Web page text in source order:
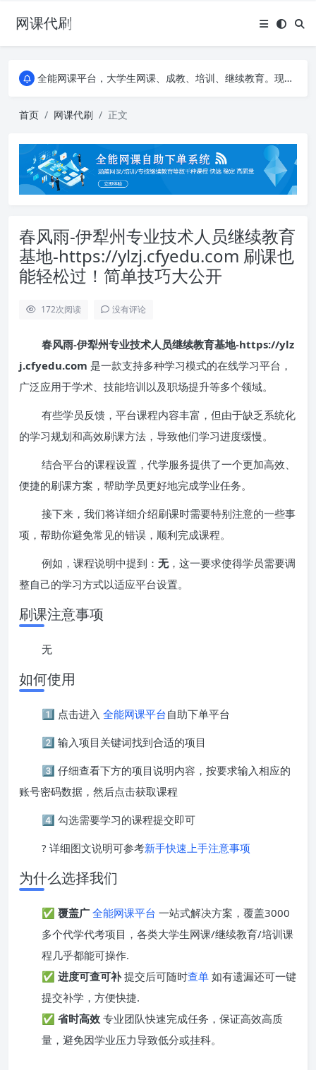
网课代刷
AI论文写作平台，根据真实文献内容生成论文
全能网课平台，大学生网课、成教、培训、继续教育。现已接入代刷代考项目3000+
全能网课平台，大学生网课、成教、培训、继续教育。现已接入代刷代考项目3000+
首页 网课代刷 正文
春风雨-伊犁州专业技术人员继续教育
基地-https://ylzj.cfyedu.com 刷课也
能轻松过！简单技巧大公开
172次阅读 没有评论
春风雨-伊犁州专业技术人员继续教育基地-https://ylz
j.cfyedu.com 是一款支持多种学习模式的在线学习平台，
广泛应用于学术、技能培训以及职场提升等多个领域。
有些学员反馈，平台课程内容丰富，但由于缺乏系统化
的学习规划和高效刷课方法，导致他们学习进度缓慢。
结合平台的课程设置，代学服务提供了一个更加高效、
便捷的刷课方案，帮助学员更好地完成学业任务。
接下来，我们将详细介绍刷课时需要特别注意的一些事
项，帮助你避免常见的错误，顺利完成课程。
例如，课程说明中提到： 无，这一要求使得学员需要调
整自己的学习方式以适应平台设置。
刷课注意事项
无
如何使用
1️⃣ 点击进入 全能网课平台自助下单平台
2️⃣ 输入项目关键词找到合适的项目
3️⃣ 仔细查看下方的项目说明内容，按要求输入相应的
账号密码数据，然后点击获取课程
4️⃣ 勾选需要学习的课程提交即可
? 详细图文说明可参考新手快速上手注意事项
为什么选择我们
✅ 覆盖广 全能网课平台 一站式解决方案，覆盖3000
多个代学代考项目，各类大学生网课/继续教育/培训课
程几乎都能可操作.
✅ 进度可查可补提交后可随时查单 如有遗漏还可一键
提交补学，方便快捷.
✅ 省时高效 专业团队快速完成任务，保证高效高质
量，避免因学业压力导致低分或挂科。